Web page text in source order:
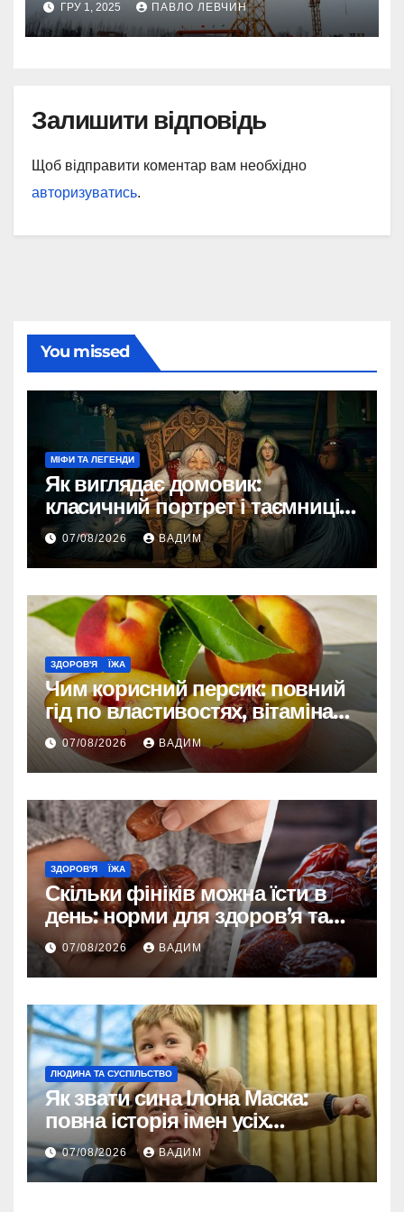
ГРУ 1, 2025 ПАВЛО ЛЕВЧИН
Залишити відповідь
Щоб відправити коментар вам необхідно
авторизуватись.
You missed
МІФИ ТА ЛЕГЕНДИ
Як виглядає домовик:
класичний портрет і таємниці
зовнішності
07/08/2026 ВАДИМ
ЗДОРОВ'Я ЇЖА
Чим корисний персик: повний
гід по властивостях, вітамінах і
впливі на організм
07/08/2026 ВАДИМ
ЗДОРОВ'Я ЇЖА
Скільки фініків можна їсти в
день: норми для здоров’я та
енергії
07/08/2026 ВАДИМ
ЛЮДИНА ТА СУСПІЛЬСТВО
Як звати сина Ілона Маска:
повна історія імен усіх
хлопчиків мільярдера
07/08/2026 ВАДИМ